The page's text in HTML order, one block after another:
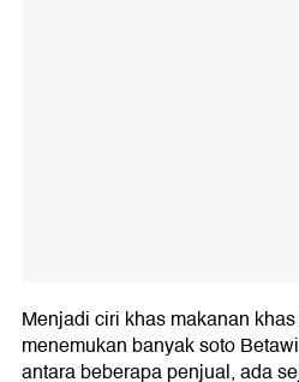
Menjadi ciri khas makanan
menemukan banyak soto
antara beberapa penjual, ada